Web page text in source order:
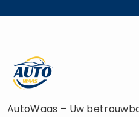
AutoWaas – Uw